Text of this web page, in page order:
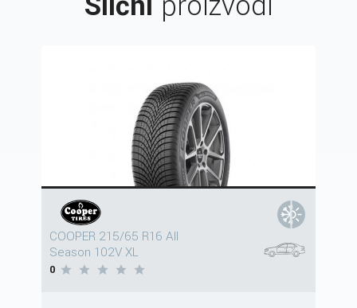
COOPER 215/65 R16 All
Season 102V XL
0